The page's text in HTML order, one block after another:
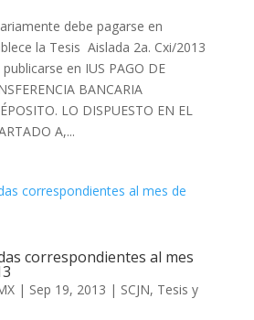
debe pagarse en
la Tesis Aislada 2a. Cxi/2013
en IUS PAGO DE
BANCARIA
LO DISPUESTO EN EL
A,...
correspondientes al mes
| Sep 19, 2013 | SCJN, Tesis y